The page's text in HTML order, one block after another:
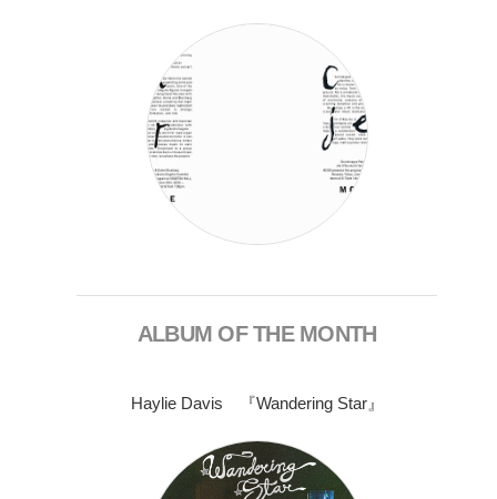
ALBUM OF THE MONTH
Haylie Davis 『Wandering Star』